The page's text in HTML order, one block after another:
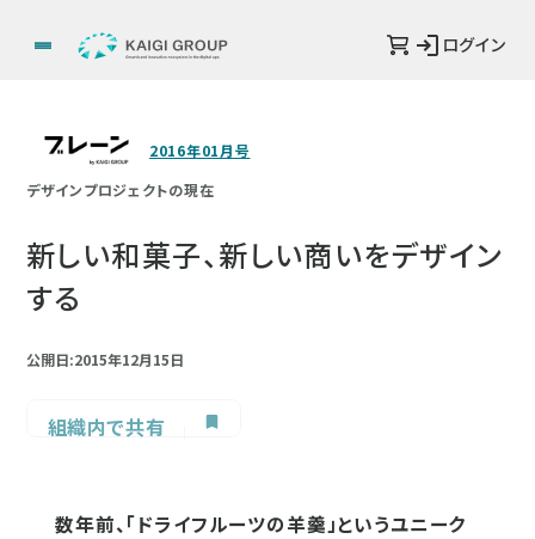
ログイン
2016年01月号
デザインプロジェクトの現在
新しい和菓子、新しい商いをデザイン
する
公開日:2015年12月15日
組織内で共有
数年前、「ドライフルーツの羊羹」というユニーク